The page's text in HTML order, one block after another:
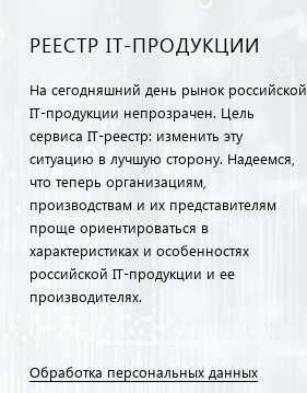
РЕЕСТР IT-ПРОДУКЦИИ
На сегодняшний день рынок российской
IT-продукции непрозрачен. Цель
сервиса IT-реестр: изменить эту
ситуацию в лучшую сторону. Надеемся,
что теперь организациям,
производствам и их представителям
проще ориентироваться в
характеристиках и особенностях
российской IT-продукции и ее
производителях.
Обработка персональных данных